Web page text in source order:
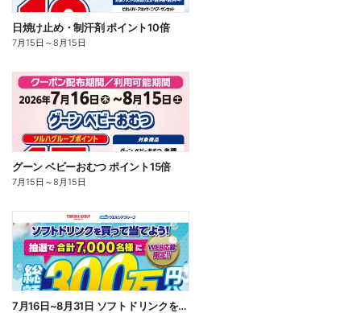
日焼け止め・制汗剤 ポイント10倍
7月15日 ～8月15日
グーン ベビーおむつ ポイント15倍
7月15日 ～8月15日
7月16日~8月31日 ソフトドリンクを買って当てよう!